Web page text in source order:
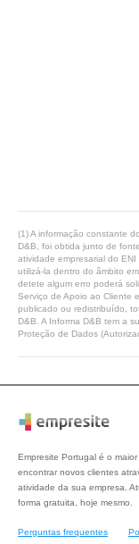
(1) A informação constante
D&B, foi obtida junto de
atividade empresarial do
utilizá-la dentro do âmbito
detete algum erro poderá
Serviço de Apoio ao Cliente
publicado ou redistribuído,
D&B. A Informa D&B tem a
Proteção de Dados
Empresite Portugal é o
encontrar novos clientes
atividade da sua empresa.
forma gratuita, hoje mesmo.
Perguntas frequentes